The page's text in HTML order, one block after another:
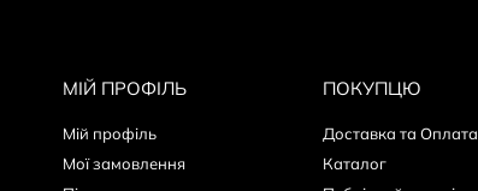
МІЙ ПРОФІЛЬ
Мій профіль
Мої замовлення
ПОКУПЦЮ
Доставка та Оплата
Каталог